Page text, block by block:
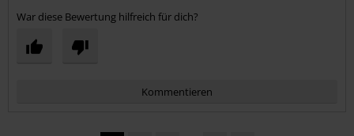
War diese Bewertung hilfreich für dich?
Kommentieren